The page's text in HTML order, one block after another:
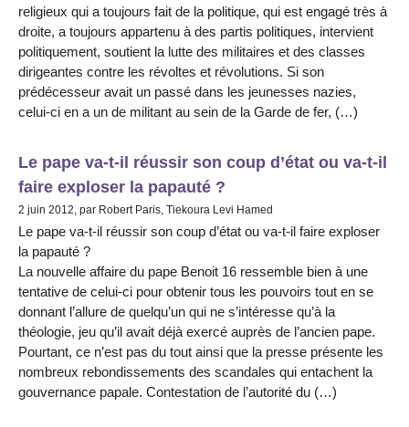
religieux qui a toujours fait de la politique, qui est engagé très à
droite, a toujours appartenu à des partis politiques, intervient
politiquement, soutient la lutte des militaires et des classes
dirigeantes contre les révoltes et révolutions. Si son
prédécesseur avait un passé dans les jeunesses nazies,
celui-ci en a un de militant au sein de la Garde de fer, (…)
Le pape va-t-il réussir son coup d’état ou va-t-il
faire exploser la papauté ?
2 juin 2012, par Robert Paris, Tiekoura Levi Hamed
Le pape va-t-il réussir son coup d’état ou va-t-il faire exploser
la papauté ?
La nouvelle affaire du pape Benoit 16 ressemble bien à une
tentative de celui-ci pour obtenir tous les pouvoirs tout en se
donnant l’allure de quelqu’un qui ne s’intéresse qu’à la
théologie, jeu qu’il avait déjà exercé auprès de l’ancien pape.
Pourtant, ce n’est pas du tout ainsi que la presse présente les
nombreux rebondissements des scandales qui entachent la
gouvernance papale. Contestation de l’autorité du (…)